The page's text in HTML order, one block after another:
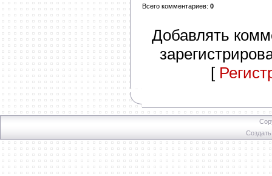
Всего комментариев: 0
Добавлять
[